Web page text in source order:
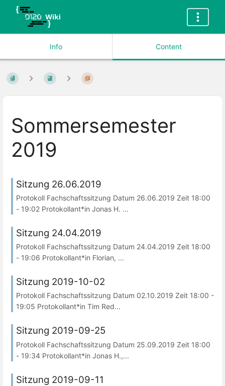
Info Content
Sommersemester
2019
Sitzung 26.06.2019
Protokoll Fachschaftssitzung Datum 26.06.2019 Zeit 18:00
- 19:02 Protokollant*in Jonas H. ...
Sitzung 24.04.2019
Protokoll Fachschaftssitzung Datum 24.04.2019 Zeit 18:00
- 19:06 Protokollant*in Florian, ...
Sitzung 2019-10-02
Protokoll Fachschaftssitzung Datum 02.10.2019 Zeit 18:00 -
19:05 Protokollant*in Tim Red...
Sitzung 2019-09-25
Protokoll Fachschaftssitzung Datum 25.09.2019 Zeit 18:00
- 19:34 Protokollant*in Jonas H.,...
Sitzung 2019-09-11